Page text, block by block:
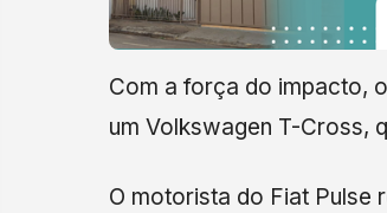
Com a força do impacto,
um Volkswagen T-Cross,
O motorista do Fiat Pulse